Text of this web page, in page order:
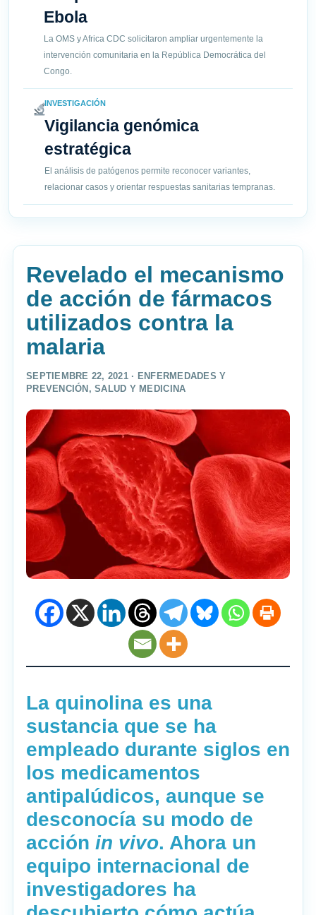
Ebola
La OMS y Africa CDC solicitaron ampliar urgentemente la
intervención comunitaria en la República Democrática del
Congo.
INVESTIGACIÓN
Vigilancia genómica
estratégica
El análisis de patógenos permite reconocer variantes,
relacionar casos y orientar respuestas sanitarias tempranas.
Revelado el mecanismo
de acción de fármacos
utilizados contra la
malaria
SEPTIEMBRE 22, 2021 · ENFERMEDADES Y
PREVENCIÓN ,SALUD Y MEDICINA
La quinolina es una
sustancia que se ha
empleado durante siglos en
los medicamentos
antipalúdicos, aunque se
desconocía su modo de
acción in vivo. Ahora un
equipo internacional de
investigadores ha